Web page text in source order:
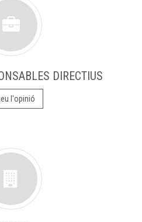
DIRECTIUS
l'opinió